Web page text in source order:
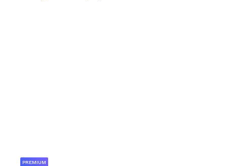
PREMIUM